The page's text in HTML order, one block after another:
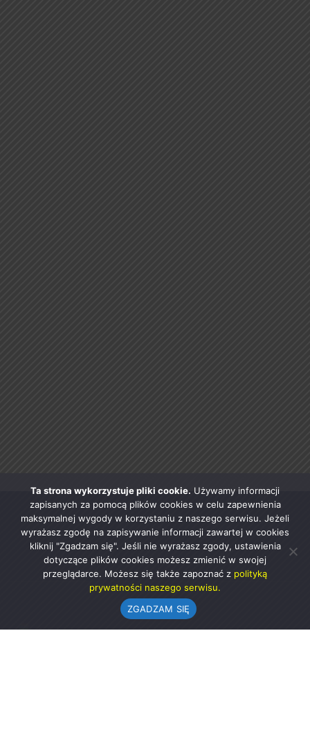
Ta strona wykorzystuje pliki cookie. Używamy informacji
zapisanych za pomocą plików cookies w celu zapewnienia
maksymalnej wygody w korzystaniu z naszego serwisu. Jeżeli
wyrażasz zgodę na zapisywanie informacji zawartej w cookies
kliknij "Zgadzam się". Jeśli nie wyrażasz zgody, ustawienia
dotyczące plików cookies możesz zmienić w swojej
przeglądarce. Możesz się także zapoznać z polityką
prywatności naszego serwisu.
ZGADZAM SIĘ